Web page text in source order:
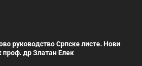
руководство Српске листе. Нови
проф. др Златан Елек